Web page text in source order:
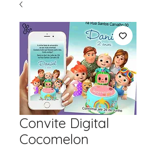
Convite Digital
Cocomelon